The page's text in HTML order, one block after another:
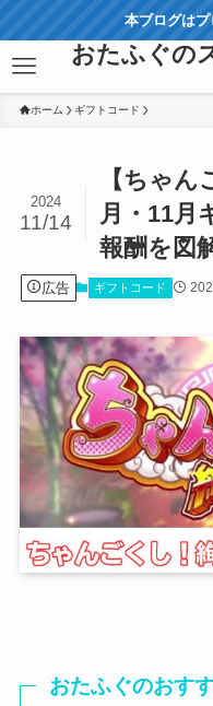
本ブログは
おたふぐの
ホーム ギフトコード
【ちゃ
月・11月
報酬を図
2024
11/14
広告 ギフトコード
おたふぐのおす